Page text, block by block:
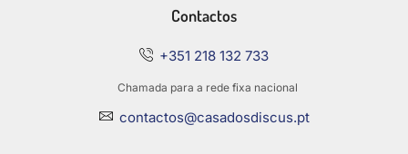
Contactos
+351 218 132 733
Chamada para a rede fixa nacional
contactos@casadosdiscus.pt